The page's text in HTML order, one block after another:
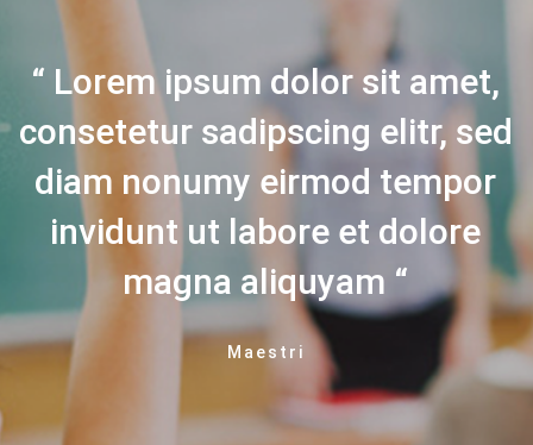
Lorem ipsum dolor sit amet,
consetetur sadipscing elitr, sed
diam nonumy eirmod tempor
invidunt ut labore et dolore
magna aliquyam
Maestri